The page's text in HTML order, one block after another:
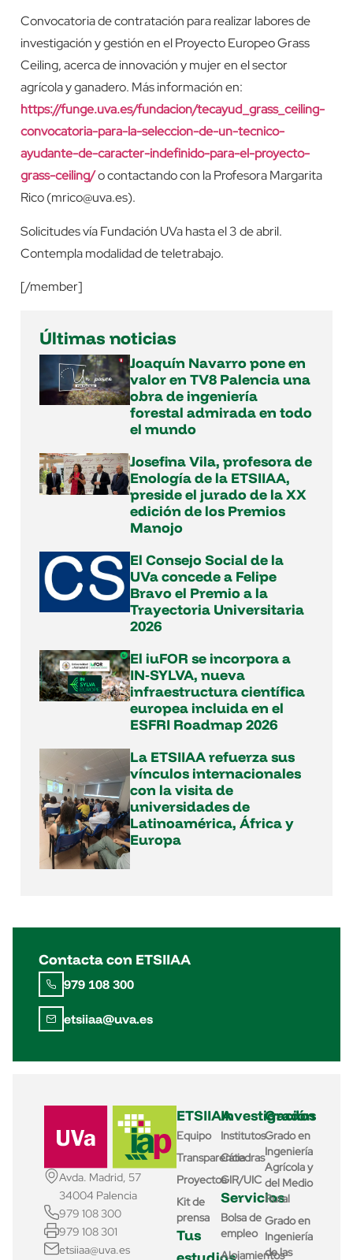
Convocatoria de contratación para realizar labores de
investigación y gestión en el Proyecto Europeo Grass
Ceiling, acerca de innovación y mujer en el sector
agrícola y ganadero. Más información en:
https://funge.uva.es/fundacion/tecayud_grass_ceiling-
convocatoria-para-la-seleccion-de-un-tecnico-
ayudante-de-caracter-indefinido-para-el-proyecto-
grass-ceiling/o contactando con la Profesora Margarita
Rico (mrico@uva.es).
Solicitudes vía Fundación UVa hasta el 3 de abril.
Contempla modalidad de teletrabajo.
[/member]
Últimas noticias
Joaquín Navarro pone en
valor en TV8 Palencia una
obra de ingeniería
forestal admirada en todo
el mundo
Josefina Vila, profesora de
Enología de la ETSIIAA,
preside el jurado de la XX
edición de los Premios
Manojo
El Consejo Social de la
UVa concede a Felipe
Bravo el Premio a la
Trayectoria Universitaria
2026
El iuFOR se incorpora a
IN‑SYLVA, nueva
infraestructura científica
europea incluida en el
ESFRI Roadmap 2026
La ETSIIAA refuerza sus
vínculos internacionales
con la visita de
universidades de
Latinoamérica, África y
Europa
Contacta con ETSIIAA
979 108 300
etsiiaa@uva.es
Avda. Madrid, 57
34004 Palencia
979 108 300
979 108 301
etsiiaa@uva.es
ETSIIAA
Equipo
Transparencia
Proyectos
Kit de
prensa
Tus
Investigación
Institutos
Cátedras
GIR/UIC
Servicios
Bolsa de
empleo
Alojamientos
Grados
Grado en
Ingeniería
Agrícola y
del Medio
Rural
Grado en
Ingeniería
de las